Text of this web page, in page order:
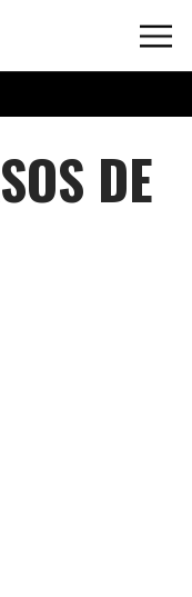
DE